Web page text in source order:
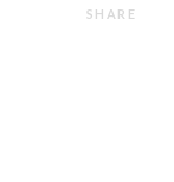
SHARE